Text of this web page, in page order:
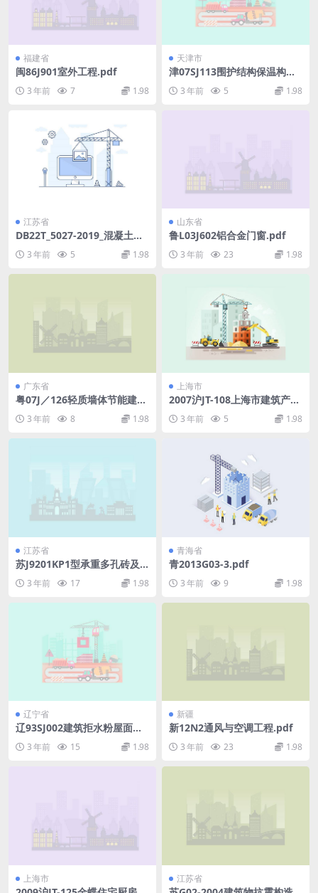
福建省
闽86J901室外工程.pdf
3 年前 7 1.98
天津市
津07SJ113围护结构保温构造
3 年前 5 1.98
江苏省
DB22T_5027-2019_混凝土小
型空心砌块砌体工程-施工技术
标准.pdf
3 年前 5 1.98
山东省
鲁L03J602铝合金门窗.pdf
3 年前 23 1.98
广东省
粤07J／126轻质墙体节能建筑
3 年前 8 1.98
上海市
2007沪JT-108上海市建筑产品
推荐性通用图集35YTONG轻
质砂加气混凝土板建筑构造图
3 年前 5 1.98
江苏省
苏J9201KP1型承重多孔砖及K
3 年前 17 1.98
青海省
青2013G03-3.pdf
3 年前 9 1.98
辽宁省
辽93SJ002建筑拒水粉屋面防
3 年前 15 1.98
新疆
新12N2通风与空调工程.pdf
3 年前 23 1.98
上海市 江苏省